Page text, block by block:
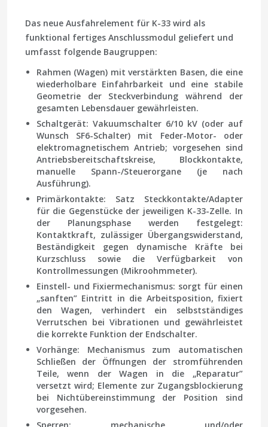
Das neue Ausfahrelement für K-33 wird als
funktional fertiges Anschlussmodul geliefert und
umfasst folgende Baugruppen:
Rahmen (Wagen) mit verstärkten Basen, die eine
wiederholbare Einfahrbarkeit und eine stabile
Geometrie der Steckverbindung während der
gesamten Lebensdauer gewährleisten.
Schaltgerät: Vakuumschalter 6/10 kV (oder auf
Wunsch SF6-Schalter) mit Feder-Motor- oder
elektromagnetischem Antrieb; vorgesehen sind
Antriebsbereitschaftskreise, Blockkontakte,
manuelle Spann-/Steuerorgane (je nach
Ausführung).
Primärkontakte: Satz Steckkontakte/Adapter
für die Gegenstücke der jeweiligen K-33-Zelle. In
der Planungsphase werden festgelegt:
Kontaktkraft, zulässiger Übergangswiderstand,
Beständigkeit gegen dynamische Kräfte bei
Kurzschluss sowie die Verfügbarkeit von
Kontrollmessungen (Mikroohmmeter).
Einstell- und Fixiermechanismus: sorgt für einen
„sanften” Eintritt in die Arbeitsposition, fixiert
den Wagen, verhindert ein selbstständiges
Verrutschen bei Vibrationen und gewährleistet
die korrekte Funktion der Endschalter.
Vorhänge: Mechanismus zum automatischen
Schließen der Öffnungen der stromführenden
Teile, wenn der Wagen in die „Reparatur”
versetzt wird; Elemente zur Zugangsblockierung
bei Nichtübereinstimmung der Position sind
vorgesehen.